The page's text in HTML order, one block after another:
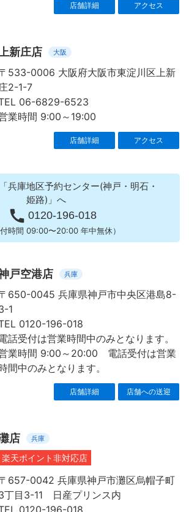
店舗詳細 アクセス
上新庄店 大阪
533-0006 大阪府大阪市東淀川区上新
2-1-7
06-6829-6523
業時間 9:00～19:00
店舗詳細 アクセス
兵庫地区予約センター(神戸・明石・
姫路)」へ
 0120-196-018
付時間 09:00〜20:00 年中無休）
戸空港店 兵庫
650-0045 兵庫県神戸市中央区港島8-
1
0120-196-018
話受付は営業時間中のみとなります。
業時間 9:00～20:00 電話受付は営業
間中のみとなります。
店舗詳細 店舗への送迎
店 兵庫
楽天ポイント非対応店
657-0042 兵庫県神戸市灘区烏帽子町
丁目3-11 日産プリンス内